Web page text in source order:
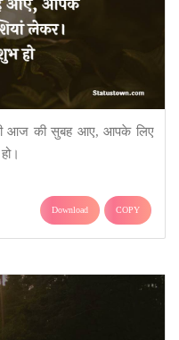
आज की सुबह आए, आपके लिए
Download COPY